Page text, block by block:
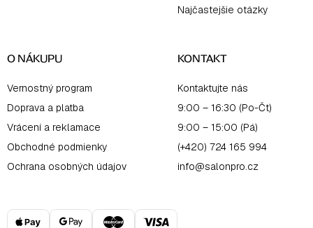
Najčastejšie otázky
O NÁKUPU
Vernostný program
Doprava a platba
Vrácení a reklamace
Obchodné podmienky
Ochrana osobných údajov
KONTAKT
Kontaktujte nás
9:00 – 16:30 (Po-Čt)
9:00 – 15:00 (Pá)
(+420) 724 165 994
info@salonpro.cz